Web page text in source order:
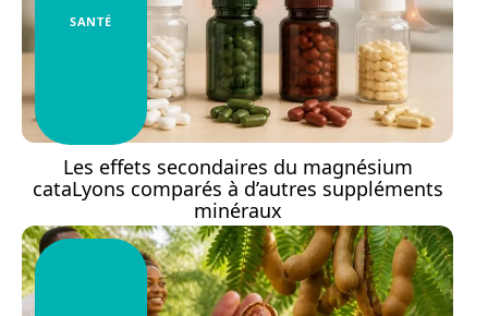
SANTÉ
Les effets secondaires du magnésium
cataLyons comparés à d’autres suppléments
minéraux